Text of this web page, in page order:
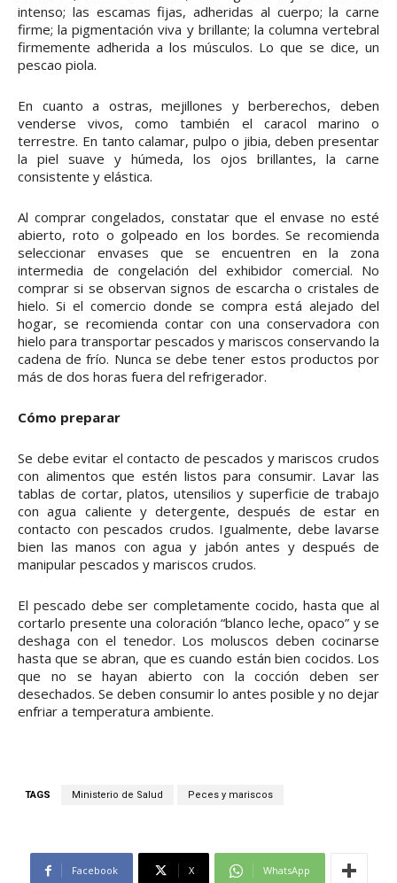
intenso; las escamas fijas, adheridas al cuerpo; la carne
firme; la pigmentación viva y brillante; la columna vertebral
firmemente adherida a los músculos. Lo que se dice, un
pescao piola.
En cuanto a ostras, mejillones y berberechos, deben
venderse vivos, como también el caracol marino o
terrestre. En tanto calamar, pulpo o jibia, deben presentar
la piel suave y húmeda, los ojos brillantes, la carne
consistente y elástica.
Al comprar congelados, constatar que el envase no esté
abierto, roto o golpeado en los bordes. Se recomienda
seleccionar envases que se encuentren en la zona
intermedia de congelación del exhibidor comercial. No
comprar si se observan signos de escarcha o cristales de
hielo. Si el comercio donde se compra está alejado del
hogar, se recomienda contar con una conservadora con
hielo para transportar pescados y mariscos conservando la
cadena de frío. Nunca se debe tener estos productos por
más de dos horas fuera del refrigerador.
Cómo preparar
Se debe evitar el contacto de pescados y mariscos crudos
con alimentos que estén listos para consumir. Lavar las
tablas de cortar, platos, utensilios y superficie de trabajo
con agua caliente y detergente, después de estar en
contacto con pescados crudos. Igualmente, debe lavarse
bien las manos con agua y jabón antes y después de
manipular pescados y mariscos crudos.
El pescado debe ser completamente cocido, hasta que al
cortarlo presente una coloración “blanco leche, opaco” y se
deshaga con el tenedor. Los moluscos deben cocinarse
hasta que se abran, que es cuando están bien cocidos. Los
que no se hayan abierto con la cocción deben ser
desechados. Se deben consumir lo antes posible y no dejar
enfriar a temperatura ambiente.
TAGS Ministerio de Salud Peces y mariscos
Facebook X WhatsApp